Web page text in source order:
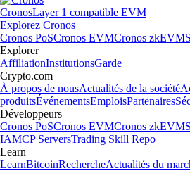
CronosLayer 1 compatible EVM
Explorez Cronos
Cronos PoSCronos EVMCronos zkEVM
Explorer
AffiliationInstitutionsGarde
Crypto.com
À propos de nousActualités de la société
produitsÉvénementsEmploisPartenaires
Développeurs
Cronos PoSCronos EVMCronos zkEVM
IAMCP ServersTrading Skill Repo
Learn
LearnBitcoinRechercheActualités du